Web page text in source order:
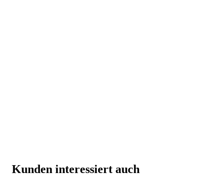
Kunden interessiert auch